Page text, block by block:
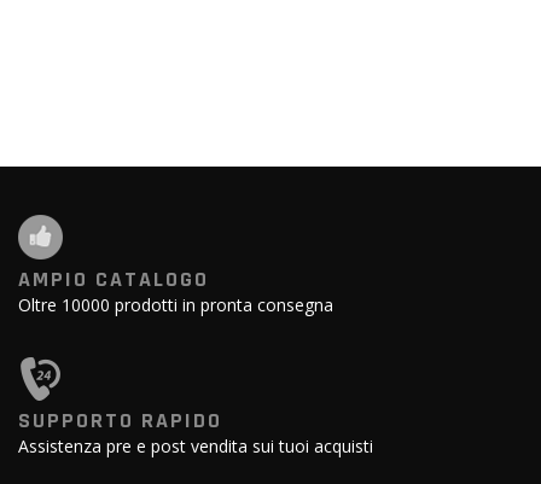
AMPIO CATALOGO
Oltre 10000 prodotti in pronta consegna
SUPPORTO RAPIDO
Assistenza pre e post vendita sui tuoi acquisti